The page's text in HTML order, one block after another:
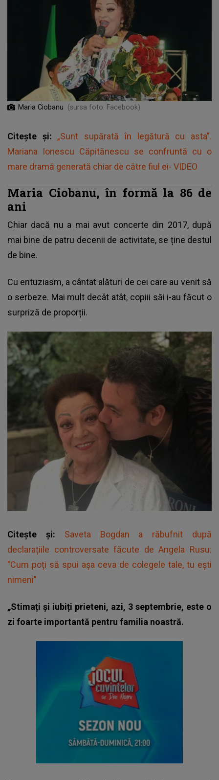
Maria Ciobanu (sursa foto: Facebook)
Citește și: „Sunt supărată în legătură cu asta”.
Mariana Ionescu Căpitănescu se confruntă cu o
mare dramă generată chiar de către fiul ei- VIDEO
Maria Ciobanu, în formă la 86 de
ani
Chiar dacă nu a mai avut concerte din 2017, după
mai bine de patru decenii de activitate, se ține destul
de bine.
Cu entuziasm, a cântat alături de cei care au venit să
o serbeze. Mai mult decât atât, copiii săi i-au făcut o
surpriză de proporții.
Citește și: Saveta Bogdan a răbufnit după
declarațiile controversate făcute de Angela Rusu:
"Cum poți să spui așa ceva de colegele tale, tu ești
nimeni"
„Stimați și iubiți prieteni, azi, 3 septembrie, este o
zi foarte importantă pentru familia noastră.